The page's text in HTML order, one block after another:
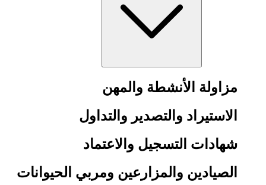
مزاولة الأنشطة والمهن
الاستيراد والتصدير والتداول
شهادات التسجيل والاعتماد
الصيادين والمزارعين ومربي الحيوانات